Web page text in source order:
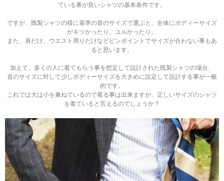
ている事が良いシャツの基本条件です。
ですが、既製シャツの様に基準の首のサイズで選ぶと、全体にボディーサイズ
がキツかったり、ユルかったり。
また、肩だけ、ウエスト周りだけなどピンポイントでサイズが合わない事もあ
ると思います。
加えて、多くの人に着てもらう事を想定して設計された既製シャツの場合、
首のサイズに対して少しボディーサイズを大きめに設定して設計する事が一般
的です。
これでは大は小を兼ねているので着る事は出来ますが、正しいサイズのシャツ
を着ていると言えるのでしょうか？